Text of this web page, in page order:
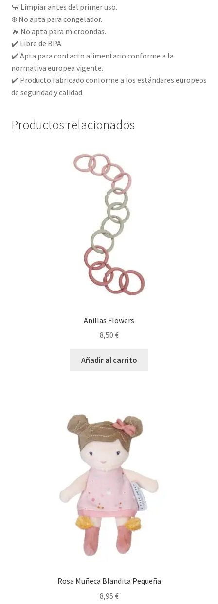
🧼 Limpiar antes del primer uso.
❄️ No apta para congelador.
🔥 No apta para microondas.
✔️ Libre de BPA.
✔️ Apta para contacto alimentario conforme a la
normativa europea vigente.
✔️ Producto fabricado conforme a los estándares europeos
de seguridad y calidad.
Productos relacionados
Anillas Flowers
8,50 €
Añadir al carrito
Rosa Muñeca Blandita Pequeña
8,95 €